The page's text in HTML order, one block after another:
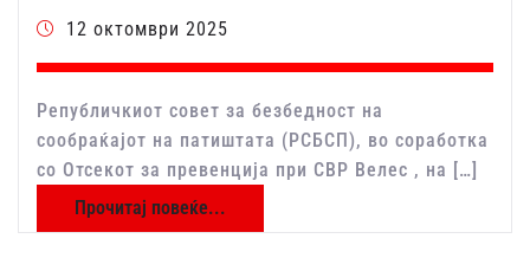
12 октомври 2025
Републичкиот совет за безбедност на
сообраќајот на патиштата (РСБСП), во соработка
со Отсекот за превенција при СВР Велес , на […]
Прочитај повеќе...